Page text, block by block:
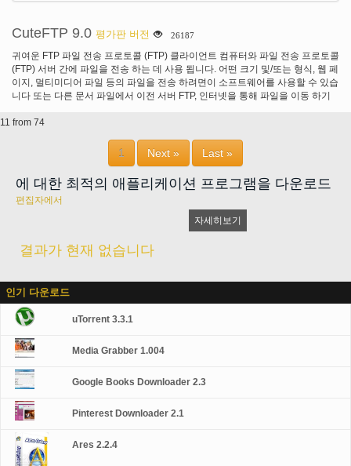
컬 및 글로벌), 웹 기반 (Jigle, Filedonkey), 및 (여전히 알파)에서 Kad. 또한
eMule 검색을 훨씬 더 유연 하 게 하는 매우 복잡 한 Boolean 검색을 사용할 수
있습니다. 메시징 및 친구 시스템과 다른 클라이언트에 게 메시지를 보낼 수 있
으며 친구로 추가할 수 있습니다. 당신의 친구 목록에 친구가 온라인 인지 항상
볼 수 있습니다. IRC 클라이언트에서 빌드 다른 다운로더 및 소리와 채팅할 수
있습니다 전 세계 합니다.
CuteFTP 9.0 평가판 버전 26187
귀여운 FTP 파일 전송 프로토콜 (FTP) 클라이언트 컴퓨터와 파일 전송 프로토콜
(FTP) 서버 간에 파일을 전송 하는 데 사용 됩니다. 어떤 크기 및/또는 형식, 웹 페
이지, 멀티미디어 파일 등의 파일을 전송 하려면이 소프트웨어를 사용할 수 있습
니다 또는 다른 문서 파일에서 이전 서버 FTP, 인터넷을 통해 파일을 이동 하기
안전한 연결 및 전송을 보장합니다. V9 CuteFTP는 있기 때문에 하나의 FTP 클
러스 새로운 중요 한 향상에 기대 왔어요.
11 from 74
1 Next » Last »
에 대한 최적의 애플리케이션 프로그램을 다운로드
편집자에서
자세히보기
결과가 현재 없습니다
인기 다운로드
uTorrent 3.3.1
Media Grabber 1.004
Google Books Downloader 2.3
Pinterest Downloader 2.1
Ares 2.2.4